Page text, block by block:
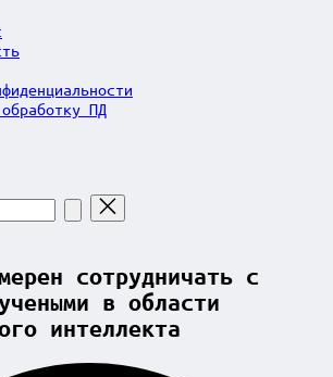
ПД
сотрудничать с
в области
интеллекта